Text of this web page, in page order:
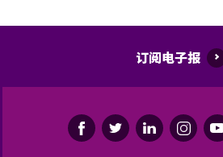
订阅电子报